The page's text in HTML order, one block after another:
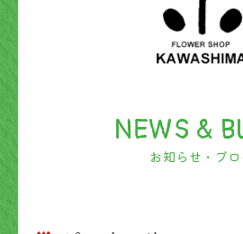
NEWS &
お知らせ・ブロ